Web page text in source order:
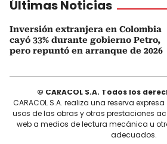
Últimas Noticias
Inversión extranjera en Colombia
cayó 33% durante gobierno Petro,
pero repuntó en arranque de 2026
© CARACOL S.A. Todos los
CARACOL S.A. realiza una reserva
usos de las obras y otras prestaciones
web a medios de lectura mecánica u
adecuados.